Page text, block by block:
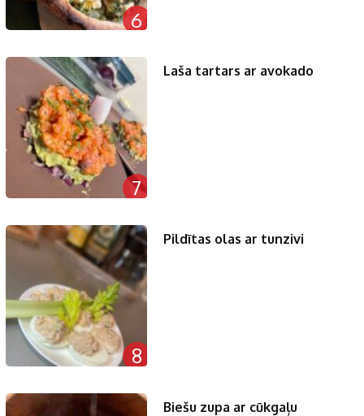
6
7
Laša tartars ar avokado
8
Pildītas olas ar tunzivi
Biešu zupa ar cūkgaļu